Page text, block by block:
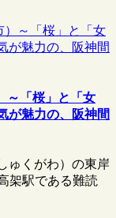
～「桜」と「女
が魅力の、阪神間
ゅくがわ）の東岸
架駅である難読